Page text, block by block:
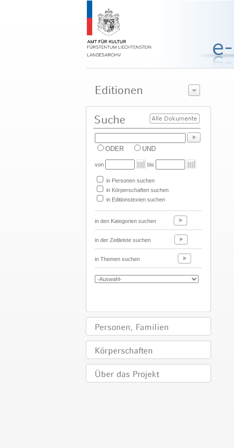
ODER UND
von bis
in Personen suchen
in Körperschaften suchen
in Editionstexten suchen
in den Kategorien suchen
in der Zeitleiste suchen
in Themen suchen